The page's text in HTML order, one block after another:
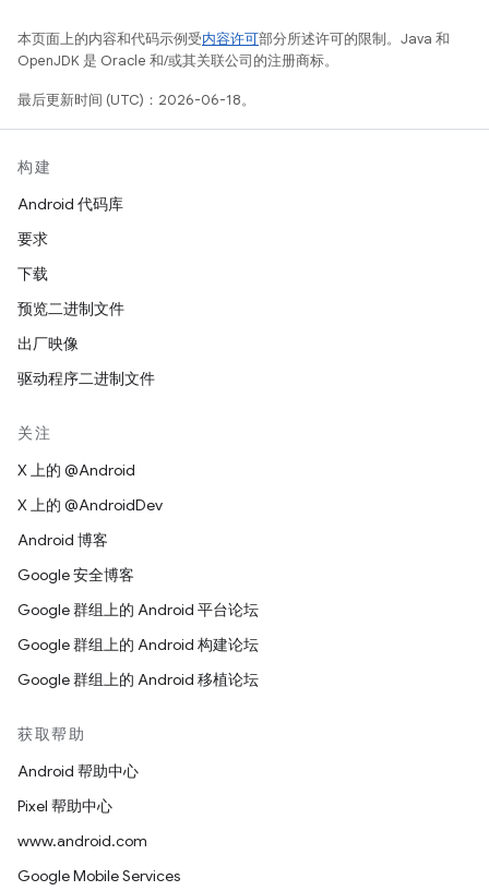
本页面上的内容和代码示例受内容许可部分所述许可的限制。Java 和
OpenJDK 是 Oracle 和/或其关联公司的注册商标。
最后更新时间 (UTC)：2026-06-18。
构建
Android 代码库
要求
下载
预览二进制文件
出厂映像
驱动程序二进制文件
关注
X 上的 @Android
X 上的 @AndroidDev
Android 博客
Google 安全博客
Google 群组上的 Android 平台论坛
Google 群组上的 Android 构建论坛
Google 群组上的 Android 移植论坛
获取帮助
Android 帮助中心
Pixel 帮助中心
www.android.com
Google Mobile Services